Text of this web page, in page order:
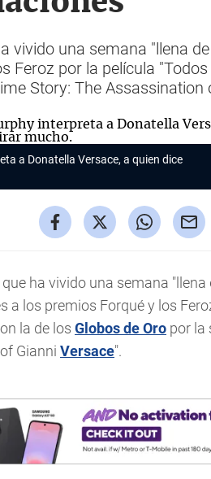
vivido una semana "llena
Feroz por la película
Story: The Assassination
a Donatella Versace, a quien dice
ha vivido una semana "llena
a los premios Forqué y los
la de los Globos de Oro por la
Gianni Versace".